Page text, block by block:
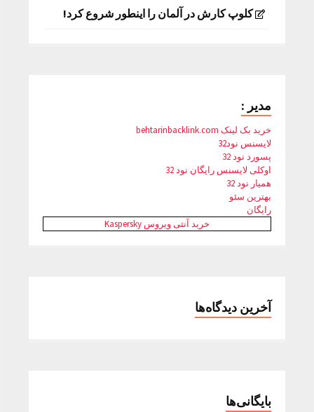
کلوپ کارش در آلمان را اینطور شروع کرد!
مدیر :
خرید بک لینک behtarinbacklink.com
لایسنس نود32
پسورد نود 32
اوکلی لایسنس رایگان نود 32
همیار نود 32
بهترین سئو
رایگان
خرید آنتی ویروس Kaspersky
آخرین دیدگاه‌ها
بایگانی‌ها